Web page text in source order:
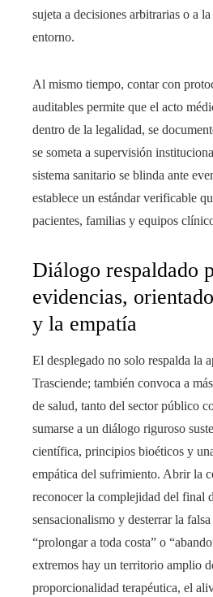
sujeta a decisiones arbitrarias o a
entorno.
Al mismo tiempo, contar con
auditables permite que el acto
dentro de la legalidad, se
se someta a supervisión
sistema sanitario se blinda ante
establece un estándar verificable
pacientes, familias y equipos
Diálogo respaldado
evidencias,
y la empatía
El desplegado no solo respalda la
Trasciende; también convoca a
de salud, tanto del sector público
sumarse a un diálogo riguroso
científica, principios bioéticos y
empática del sufrimiento. Abrir la
reconocer la complejidad del final
sensacionalismo y desterrar la
“prolongar a toda costa” o
extremos hay un territorio amplio
proporcionalidad terapéutica, el